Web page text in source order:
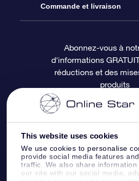
This website uses cookies
We use cookies to personalise
provide social media features
traffic. We also share
our site with our social media,
Nous contacter
Questions fréquemment
Revues
Coffret cadeau OSR
Carte cadeau OSR
Registre des étoiles
Page d’accueil personnalisée
Appli Voler vers les étoiles
Commande et livraison
Informations de paiement
Informations d’expédition
Politique de retour
Constellations
Abonnez-vous à
d'informations
réductions et des
produits